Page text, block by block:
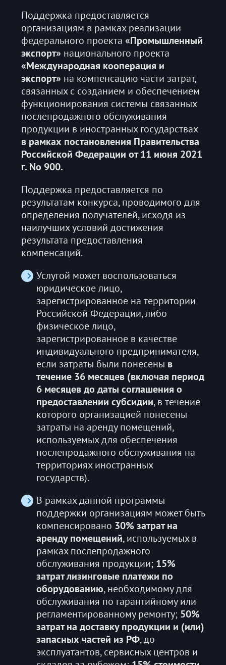
Поддержка предоставляется
организациям в рамках реализации
федерального проекта «Промышленный
экспорт» национального проекта
«Международная кооперация и
экспорт» на компенсацию части затрат,
связанных с созданием и обеспечением
функционирования системы связанных
послепродажного обслуживания
продукции в иностранных государствах
в рамках постановления Правительства
Российской Федерации от 11 июня 2021
г. Nо 900.
Поддержка предоставляется по
результатам конкурса, проводимого для
определения получателей, исходя из
наилучших условий достижения
результата предоставления
компенсаций.
Услугой может воспользоваться
юридическое лицо,
зарегистрированное на территории
Российской Федерации, либо
физическое лицо,
зарегистрированное в качестве
индивидуального предпринимателя,
если затраты были понесены в
течение 36 месяцев (включая период
6 месяцев до даты соглашения о
предоставлении субсидии, в течение
которого организацией понесены
затраты на аренду помещений,
используемых для обеспечения
послепродажного обслуживания на
территориях иностранных
государств).
В рамках данной программы
поддержки организациям может быть
компенсировано 30% затрат на
аренду помещений, используемых в
рамках послепродажного
обслуживания продукции; 15%
затрат лизинговые платежи по
оборудованию, необходимому для
обслуживания по гарантийному или
регламентированному ремонту; 50%
затрат на доставку продукции и (или)
запасных частей из РФ, до
эксплуатантов, сервисных центров и